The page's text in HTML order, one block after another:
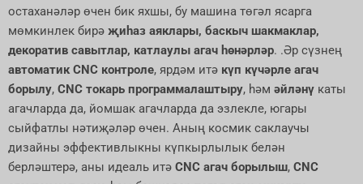
остаханәләр өчен бик яхшы, бу машина төгәл ясарга
мөмкинлек бирә җиһаз аяклары, баскыч шакмаклар,
декоратив савытлар, катлаулы агач һөнәрләр. .Әр сүзнең
автоматик CNC контроле, ярдәм итә күп күчәрле агач
борылу, CNC токарь программалаштыру, һәм әйләнү каты
агачларда да, йомшак агачларда да эзлекле, югары
сыйфатлы нәтиҗәләр өчен. Аның космик саклаучы
дизайны эффективлыкны күпкырлылык белән
берләштерә, аны идеаль итә CNC агач борылыш, CNC